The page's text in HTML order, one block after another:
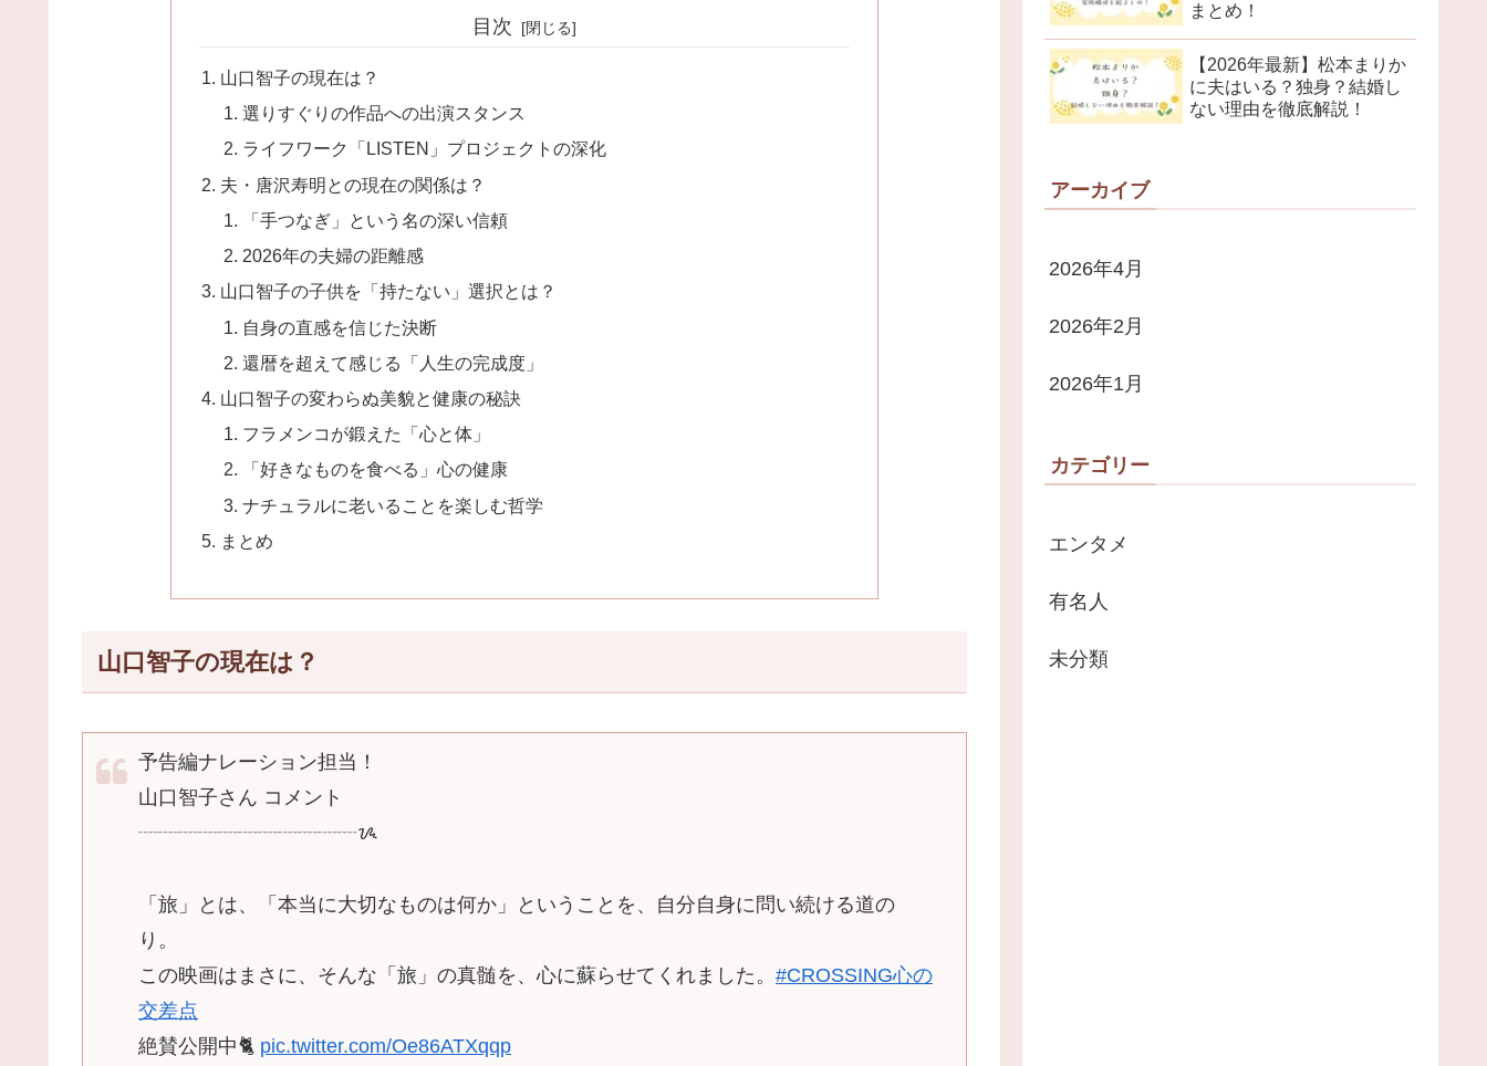
目次
山口智子の現在は？
選りすぐりの作品への出演スタンス
ライフワーク「LISTEN」プロジェクトの深化
夫・唐沢寿明との現在の関係は？
「手つなぎ」という名の深い信頼
2026年の夫婦の距離感
山口智子の子供を「持たない」選択とは？
自身の直感を信じた決断
還暦を超えて感じる「人生の完成度」
山口智子の変わらぬ美貌と健康の秘訣
フラメンコが鍛えた「心と体」
「好きなものを食べる」心の健康
ナチュラルに老いることを楽しむ哲学
まとめ
山口智子の現在は？
予告編ナレーション担当！
山口智子さん コメント
┈┈┈┈┈┈┈┈┈┈┈ᝰ
「旅」とは、「本当に大切なものは何か」ということを、自分自身に問い続ける道の
り。
この映画はまさに、そんな「旅」の真髄を、心に蘇らせてくれました。 #CROSSING心の
交差点
絶賛公開中🐈 pic.twitter.com/Oe86ATXqqp
まとめ！
【2026年最新】松本まりか
に夫はいる？独身？結婚し
ない理由を徹底解説！
アーカイブ
2026年4月
2026年2月
2026年1月
カテゴリー
エンタメ
有名人
未分類